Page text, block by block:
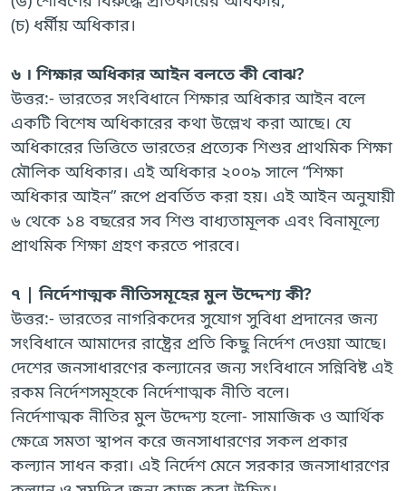
(চ) ধর্মীয় অধিকার।
৬ । শিক্ষার অধিকার আইন বলতে কী বোঝ?
উত্তর:- ভারতের সংবিধানে শিক্ষার অধিকার আইন বলে
একটি বিশেষ অধিকারের কথা উল্লেখ করা আছে। যে
অধিকারের ভিত্তিতে ভারতের প্রত্যেক শিশুর প্রাথমিক শিক্ষা
মৌলিক অধিকার। এই অধিকার ২০০৯ সালে “শিক্ষা
অধিকার আইন” রূপে প্রবর্তিত করা হয়। এই আইন অনুযায়ী
৬ থেকে ১৪ বছরের সব শিশু বাধ্যতামূলক এবং বিনামূল্যে
প্রাথমিক শিক্ষা গ্রহণ করতে পারবে।
৭ | নির্দেশাত্মক নীতিসমূহের মুল উদ্দেশ্য কী?
উত্তর:- ভারতের নাগরিকদের সুযোগ সুবিধা প্রদানের জন্য
সংবিধানে আমাদের রাষ্ট্রের প্রতি কিছু নির্দেশ দেওয়া আছে।
দেশের জনসাধারণের কল্যানের জন্য সংবিধানে সন্নিবিষ্ট এই
রকম নির্দেশসমূহকে নির্দেশাত্মক নীতি বলে।
নির্দেশাত্মক নীতির মুল উদ্দেশ্য হলো- সামাজিক ও আর্থিক
ক্ষেত্রে সমতা স্থাপন করে জনসাধারণের সকল প্রকার
কল্যান সাধন করা। এই নির্দেশ মেনে সরকার জনসাধারণের